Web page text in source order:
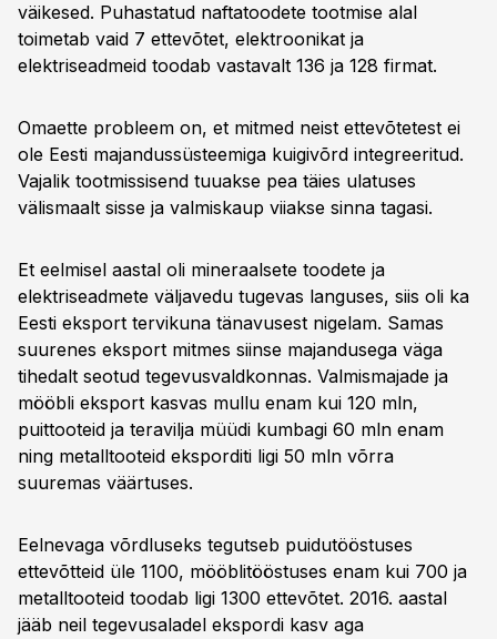
väikesed. Puhastatud naftatoodete tootmise alal
toimetab vaid 7 ettevõtet, elektroonikat ja
elektriseadmeid toodab vastavalt 136 ja 128 firmat.
Omaette probleem on, et mitmed neist ettevõtetest ei
ole Eesti majandussüsteemiga kuigivõrd integreeritud.
Vajalik tootmissisend tuuakse pea täies ulatuses
välismaalt sisse ja valmiskaup viiakse sinna tagasi.
Et eelmisel aastal oli mineraalsete toodete ja
elektriseadmete väljavedu tugevas languses, siis oli ka
Eesti eksport tervikuna tänavusest nigelam. Samas
suurenes eksport mitmes siinse majandusega väga
tihedalt seotud tegevus­valdkonnas. Valmismajade ja
mööbli eksport kasvas mullu enam kui 120 mln,
puittooteid ja teravilja müüdi kumbagi 60 mln enam
ning metalltooteid eksporditi ligi 50 mln võrra
suuremas väärtuses.
Eelnevaga võrdluseks tegutseb puidutööstuses
ettevõtteid üle 1100, mööblitööstuses enam kui 700 ja
metalltooteid toodab ligi 1300 ettevõtet. 2016. aastal
jääb neil tegevusaladel ekspordi kasv aga